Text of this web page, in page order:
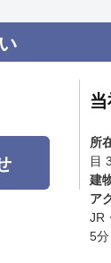
所
目
建
ア
JR
5分